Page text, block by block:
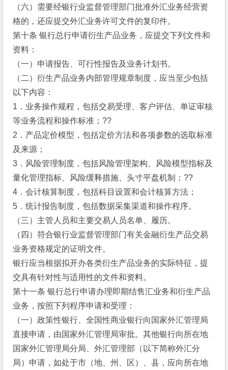
（六）需要经银行业监督管理部门批准外汇业务经营资
格的，还应提交外汇业务许可文件的复印件。
第十条 银行总行申请衍生产品业务，应提交下列文件和
资料：
（一）申请报告、可行性报告及业务计划书。
（二）衍生产品业务内部管理规章制度，应当至少包括
以下内容：
1．业务操作规程，包括交易受理、客户评估、单证审核
等业务流程和操作标准；??
2．产品定价模型，包括定价方法和各项参数的选取标准
及来源；
3．风险管理制度，包括风险管理架构、风险模型指标及
量化管理指标、风险缓释措施、头寸平盘机制；??
4．会计核算制度，包括科目设置和会计核算方法；
5．统计报告制度，包括数据采集渠道和操作程序。
（三）主管人员和主要交易人员名单、履历。
（四）符合银行业监督管理部门有关金融衍生产品交易
业务资格规定的证明文件。
银行应当根据拟开办各类衍生产品业务的实际特征，提
交具有针对性与适用性的文件和资料。
第十一条 银行总行申请办理即期结售汇业务和衍生产品
业务，按照下列程序申请和受理：
（一）政策性银行、全国性商业银行向国家外汇管理局
直接申请，由国家外汇管理局审批。其他银行向所在地
国家外汇管理局分局、外汇管理部（以下简称外汇分
局）申请，如处于市（地、州、区）、县，应向所在地